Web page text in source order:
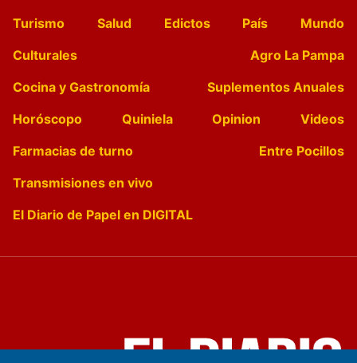
Turismo
Salud Edictos País
Mundo
Culturales
Agro La Pampa
Cocina y Gastronomía
Suplementos Anuales
Horóscopo
Quiniela Opinion
Videos
Farmacias de turno
Entre Pocillos
Transmisiones en vivo
El Diario de Papel en DIGITAL